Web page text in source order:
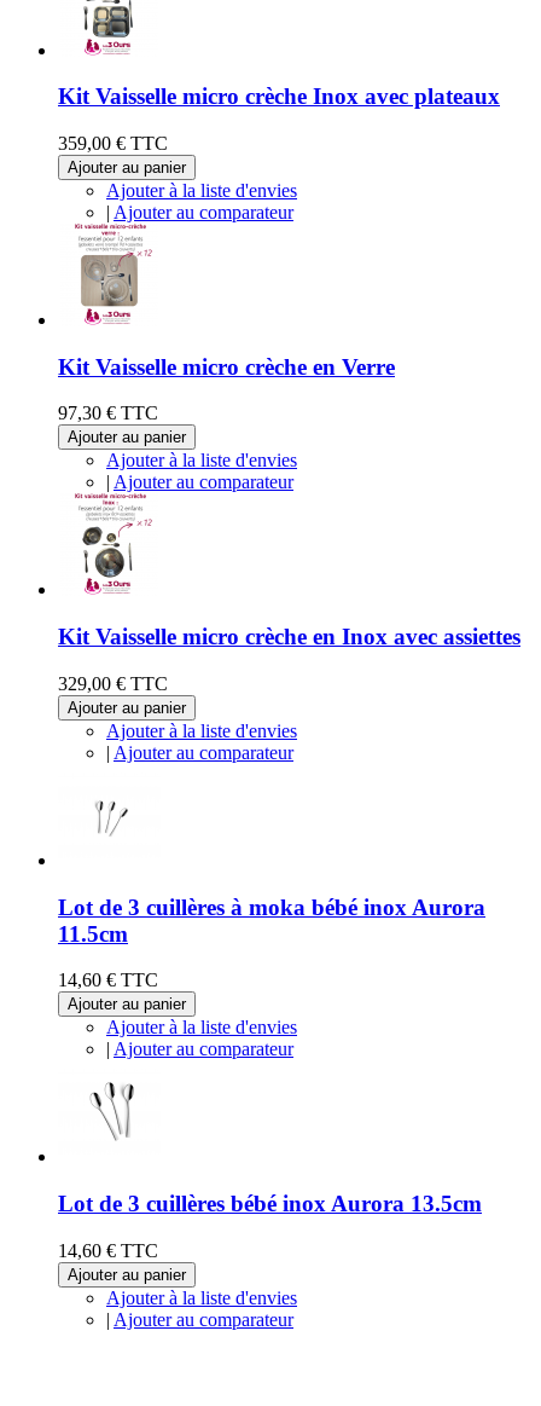
Kit Vaisselle micro crèche Inox avec plateaux
359,00 € TTC
Ajouter au panier
Ajouter à la liste d'envies
| Ajouter au comparateur
Kit Vaisselle micro crèche en Verre
97,30 € TTC
Ajouter au panier
Ajouter à la liste d'envies
| Ajouter au comparateur
Kit Vaisselle micro crèche en Inox avec assiettes
329,00 € TTC
Ajouter au panier
Ajouter à la liste d'envies
| Ajouter au comparateur
Lot de 3 cuillères à moka bébé inox Aurora
11.5cm
14,60 € TTC
Ajouter au panier
Ajouter à la liste d'envies
| Ajouter au comparateur
Lot de 3 cuillères bébé inox Aurora 13.5cm
14,60 € TTC
Ajouter au panier
Ajouter à la liste d'envies
| Ajouter au comparateur